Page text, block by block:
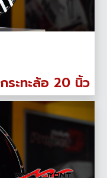
กระทะล้อ 20 นิ้ว